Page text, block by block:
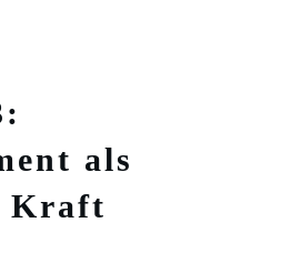
als
Kraft